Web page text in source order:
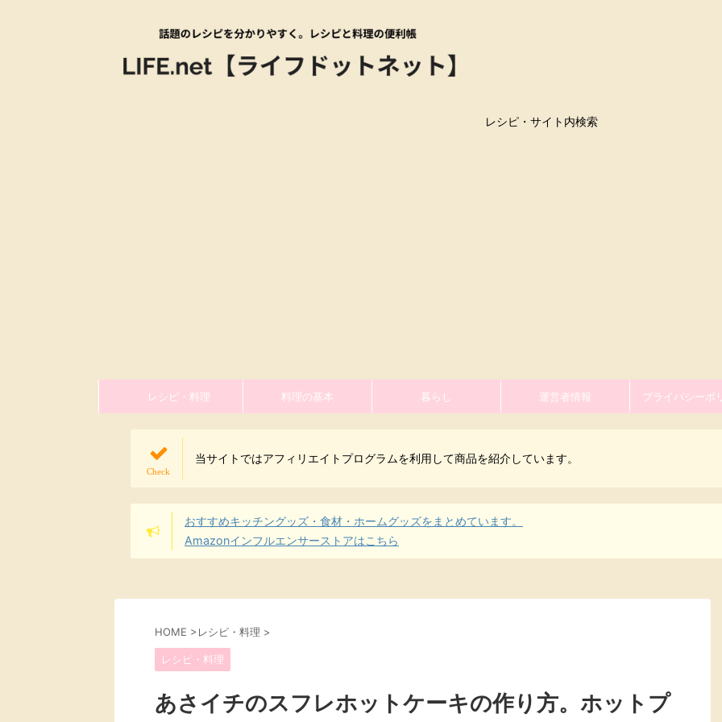
レシピ・サイト内検索
レシピ・料理 料理の基本 暮らし 運営者情報 プライバシーポ
当サイトではアフィリエイトプログラムを利用して商品を紹介しています。
おすすめキッチングッズ・食材・ホームグッズをまとめています。
Amazonインフルエンサーストアはこちら
HOME >レシピ・料理 >
レシピ・料理
あさイチのスフレホットケーキの作り方。ホットプ